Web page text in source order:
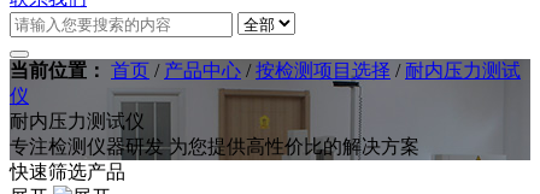
当前位置： 首页 / 产品中心 / 按检测项目选择 / 耐内压力测试
仪
耐内压力测试仪
专注检测仪器研发 为您提供高性价比的解决方案
快速筛选产品